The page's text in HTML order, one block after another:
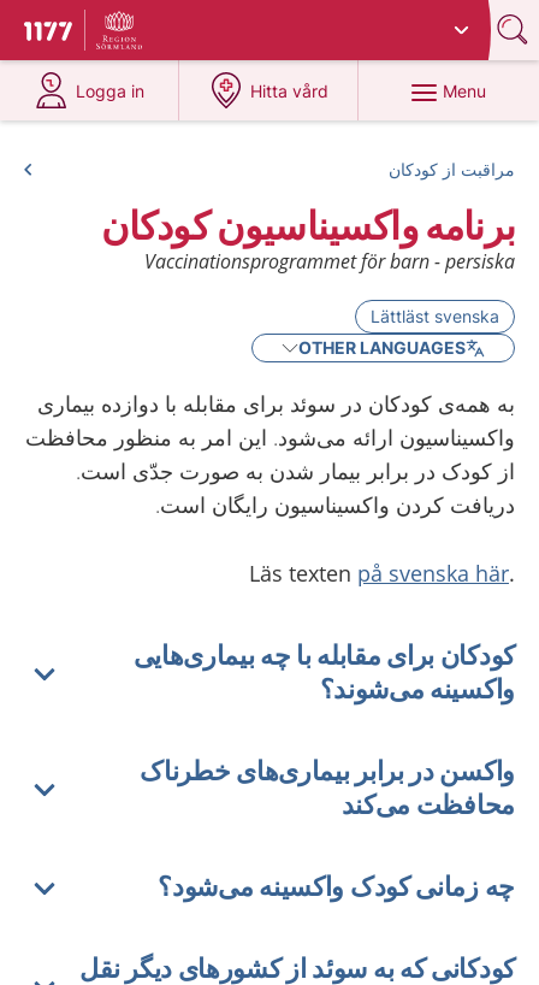
To start page for 1177
Du har valt region
Logga in
at 1177.se
Hitta vård
at 1177.se
Menu
مراقبت از کودکان
برنامه واکسیناسیون کودکان
Vaccinationsprogrammet för barn - persiska
Lättläst svenska
OTHER LANGUAGES
به همه‌ی کودکان در سوئد برای مقابله با دوازده بیماری
واکسیناسیون ارائه می‌شود. این امر به منظور محافظت
از کودک در برابر بیمار شدن به صورت جدّی است.
دریافت کردن واکسیناسیون رایگان است.
.Läs texten
på svenska här
کودکان برای مقابله با چه بیماری‌هایی
واکسینه می‌شوند؟
واکسن در برابر بیماری‌های خطرناک
محافظت می‌کند
چه زمانی کودک واکسینه می‌شود؟
کودکانی که به سوئد از کشورهای دیگر نقل